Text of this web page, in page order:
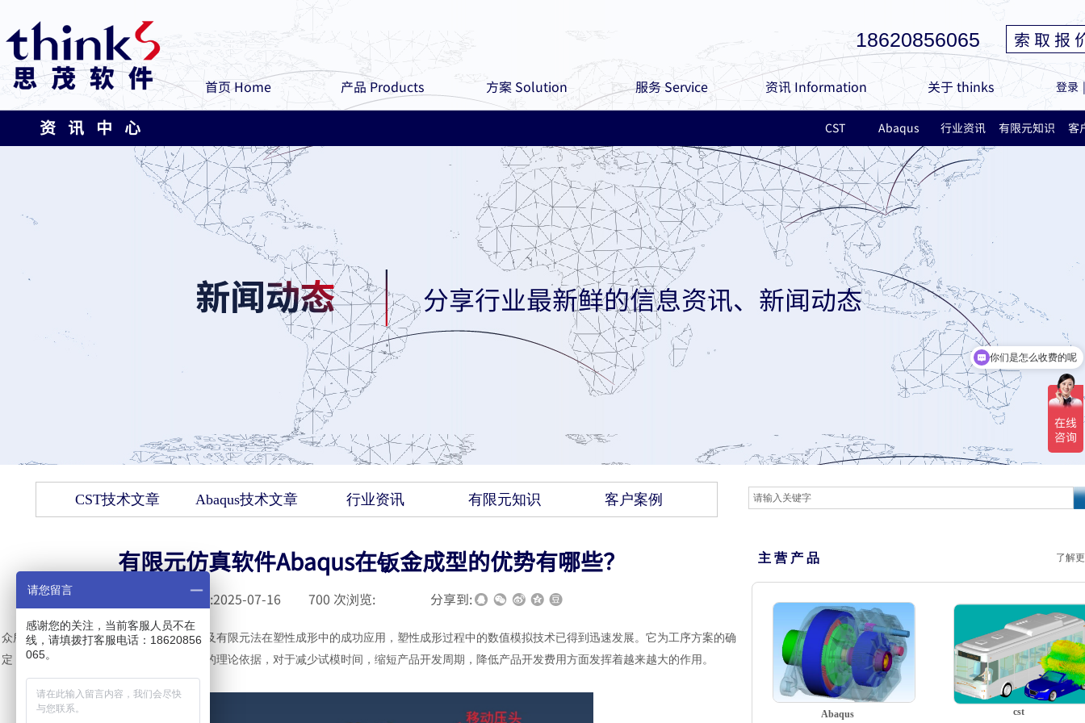
18620856065
登录 |
索 取 报
首页 Home 产品 Products 方案 Solution 服务 Service 资讯 Information 关于 thinks
分享行业最新鲜的信息资讯、新闻动态
资 讯 中 心 CST Abaqus 行业资讯 有限元知识 客
CST技术文章 Abaqus技术文章 行业资讯 有限元知识 客户案例
有限元仿真软件Abaqus在钣金成型的优势有哪些？
发布时间 :2025-07-16 700 次浏览: 分享到:
众所周知，随着计算机技术的迅速发展以及有限元法在塑性成形中的成功应用，塑性成形过程中的数值模拟技术已得到迅速发展。它为工序方案的确
定，成形过程中的不合理现象提供了可靠的理论依据，对于减少试模时间，缩短产品开发周期，降低产品开发费用方面发挥着越来越大的作用。
主 营 产 品 了解
cst
Abaqus
你们是怎么收费的呢
现在有优惠活动吗
请您留言
感谢您的关注，当前客服人员不在
线，请填拨打客服电话：18620856
065。